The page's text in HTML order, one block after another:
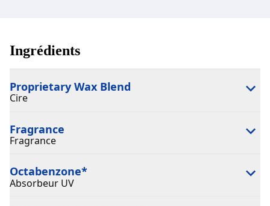
Ingrédients
Proprietary Wax Blend
Cire
Fragrance
Fragrance
Octabenzone*
Absorbeur UV